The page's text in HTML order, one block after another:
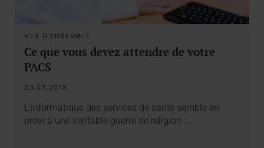
VUE D'ENSEMBLE
Ce que vous devez attendre de votre
PACS
23.03.2018
L’informatique des services de santé semble en
proie à une véritable guerre de religion :…